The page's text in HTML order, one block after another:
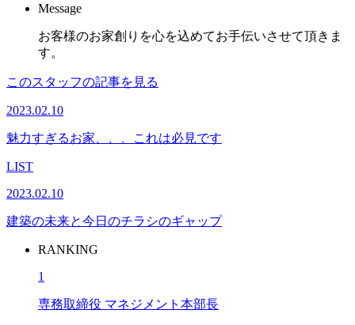
Message
お客様のお家創りを心を込めてお手伝いさせて頂きま
す。
このスタッフの記事を見る
2023.02.10
魅力すぎるお家、、、これは必見です
LIST
2023.02.10
建築の未来と今日のチラシのギャップ
RANKING
1
専務取締役 マネジメント本部長